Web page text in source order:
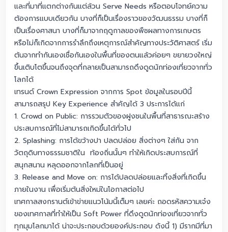
และที่มาที่แตกต่างกันแต่ล้วน Serve Needs หรือตอบโจทย์ความ
ต้องการแบบเดียวกัน บางที่ก็เป็นเรื่องราวของวัฒนธรรม บางที่ก็
เป็นเรื่องศาสนา บางที่ก็มาจากฤดูกาลของพืชผลทางการเกษตร
หรือไม่ก็เกิดจากการรำลึกถึงเหตุการณ์สำคัญทางประวัติศาสตร์ เริ่ม
ต้นจากทำกันเองเชื่อกันเองในพื้นที่ของตนแล้วค่อยๆ ขยายวงใหญ่
ขึ้นเติบโตขึ้นจนถึงจุดที่กลายเป็นสามารถดึงดูดนักท่องเที่ยวจากทั่ว
โลกได้
เทรนด์ Crown Expression จากการ Spot ข้อมูลในรอบปีนี้
สามารถสรุป Key Experience สำคัญได้ 3 ประการได้แก่
1. Crowd on Public: การรวมตัวของฝูงชนในพื้นที่สาธารณะสร้าง
ประสบการณ์ที่ไม่สามารถเกิดขึ้นได้ทั่วไป
2. Splashing: การได้ขว้างปา ปลดปล่อย สิ่งต่างๆ ใส่กัน จาก
วัตถุดิบทางธรรมชาติใน ท้องถิ่นนั้นๆ ทำให้เกิดประสบการณ์ที่
สนุกสนาน หลุดออกจากโลกที่เป็นอยู่
3. Release and Move on: การได้ปลดปล่อยและทิ้งสิ่งที่เกิดขึ้น
ภายในงาน เพื่อเริ่มต้นสิ่งใหม่ในโอกาสต่อไป
เทศกาลสงกรานต์เข้าข่ายแนวโน้มนี้เต็มๆ เลยค่ะ ถอดรหัสความเจ๋ง
ของเทศกาลที่ทำให้เป็น Soft Power ที่ดึงดูดนักท่องเที่ยวจากทั่ว
ทุกมุมโลกมาได้ น่าจะประกอบด้วยองค์ประกอบ ดังนี้ 1) มีรากมีที่มา